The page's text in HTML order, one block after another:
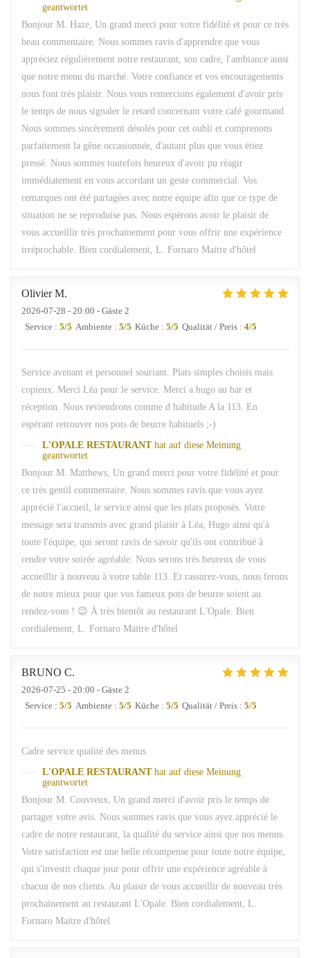
geantwortet
Bonjour M. Haze, Un grand merci pour votre fidélité et pour ce très
beau commentaire. Nous sommes ravis d'apprendre que vous
appréciez régulièrement notre restaurant, son cadre, l'ambiance ainsi
que notre menu du marché. Votre confiance et vos encouragements
nous font très plaisir. Nous vous remercions également d'avoir pris
le temps de nous signaler le retard concernant votre café gourmand.
Nous sommes sincèrement désolés pour cet oubli et comprenons
parfaitement la gêne occasionnée, d'autant plus que vous étiez
pressé. Nous sommes toutefois heureux d'avoir pu réagir
immédiatement en vous accordant un geste commercial. Vos
remarques ont été partagées avec notre équipe afin que ce type de
situation ne se reproduise pas. Nous espérons avoir le plaisir de
vous accueillir très prochainement pour vous offrir une expérience
irréprochable. Bien cordialement, L. Fornaro Maitre d'hôtel
Olivier M
2026-07-28 - 20:00 - Gäste 2
Service : 5/5 Ambiente : 5/5 Küche : 5/5 Qualität / Preis : 4/5
Service avenant et personnel souriant. Plats simples choisis mais
copieux. Merci Léa pour le service. Merci a hugo au bar et
réception. Nous reviendrons comme d habitude A la 113. En
espérant retrouver nos pots de beurre habituels ;-)
L'OPALE RESTAURANT hat auf diese Meinung
geantwortet
Bonjour M. Matthews, Un grand merci pour votre fidélité et pour
ce très gentil commentaire. Nous sommes ravis que vous ayez
apprécié l'accueil, le service ainsi que les plats proposés. Votre
message sera transmis avec grand plaisir à Léa, Hugo ainsi qu'à
toute l'équipe, qui seront ravis de savoir qu'ils ont contribué à
rendre votre soirée agréable. Nous serons très heureux de vous
accueillir à nouveau à votre table 113. Et rassurez-vous, nous ferons
de notre mieux pour que vos fameux pots de beurre soient au
rendez-vous ! 😉 À très bientôt au restaurant L'Opale. Bien
cordialement, L. Fornaro Maitre d'hôtel
BRUNO C
2026-07-25 - 20:00 - Gäste 2
Service : 5/5 Ambiente : 5/5 Küche : 5/5 Qualität / Preis : 5/5
Cadre service qualité des menus
L'OPALE RESTAURANT hat auf diese Meinung
geantwortet
Bonjour M. Couvreux, Un grand merci d'avoir pris le temps de
partager votre avis. Nous sommes ravis que vous ayez apprécié le
cadre de notre restaurant, la qualité du service ainsi que nos menus.
Votre satisfaction est une belle récompense pour toute notre équipe,
qui s'investit chaque jour pour offrir une expérience agréable à
chacun de nos clients. Au plaisir de vous accueillir de nouveau très
prochainement au restaurant L'Opale. Bien cordialement, L.
Fornaro Maitre d'hôtel